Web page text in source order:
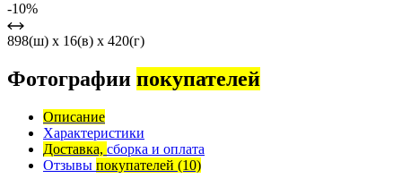
-10%
898(ш) x 16(в) x 420(г)
Фотографии покупателей
Описание
Характеристики
Доставка, сборка и оплата
Отзывы покупателей (10)